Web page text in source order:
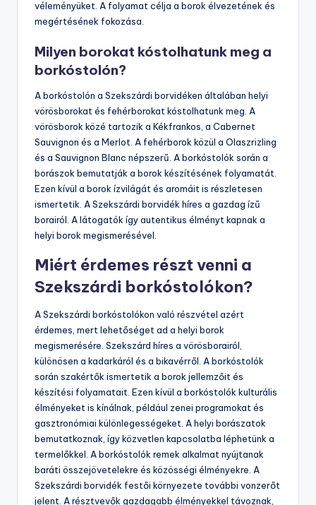
véleményüket. A folyamat célja a borok élvezetének és
megértésének fokozása.
Milyen borokat kóstolhatunk meg a
borkóstolón?
A borkóstolón a Szekszárdi borvidéken általában helyi
vörösborokat és fehérborokat kóstolhatunk meg. A
vörösborok közé tartozik a Kékfrankos, a Cabernet
Sauvignon és a Merlot. A fehérborok közül a Olaszrizling
és a Sauvignon Blanc népszerű. A borkóstolók során a
borászok bemutatják a borok készítésének folyamatát.
Ezen kívül a borok ízvilágát és aromáit is részletesen
ismertetik. A Szekszárdi borvidék híres a gazdag ízű
borairól. A látogatók így autentikus élményt kapnak a
helyi borok megismerésével.
Miért érdemes részt venni a
Szekszárdi borkóstolókon?
A Szekszárdi borkóstolókon való részvétel azért
érdemes, mert lehetőséget ad a helyi borok
megismerésére. Szekszárd híres a vörösborairól,
különösen a kadarkáról és a bikavérről. A borkóstolók
során szakértők ismertetik a borok jellemzőit és
készítési folyamatait. Ezen kívül a borkóstolók kulturális
élményeket is kínálnak, például zenei programokat és
gasztronómiai különlegességeket. A helyi borászatok
bemutatkoznak, így közvetlen kapcsolatba léphetünk a
termelőkkel. A borkóstolók remek alkalmat nyújtanak
baráti összejövetelekre és közösségi élményekre. A
Szekszárdi borvidék festői környezete további vonzerőt
jelent. A résztvevők gazdagabb élményekkel távoznak,